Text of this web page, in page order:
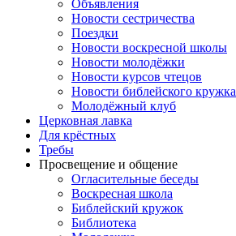
Объявления
Новости сестричества
Поездки
Новости воскресной школы
Новости молодёжки
Новости курсов чтецов
Новости библейского кружка
Молодёжный клуб
Церковная лавка
Для крёстных
Требы
Просвещение и общение
Огласительные беседы
Воскресная школа
Библейский кружок
Библиотека